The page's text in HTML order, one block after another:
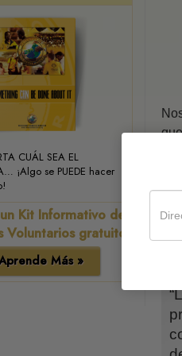
CUÁL SEA EL
¡Algo se PUEDE hacer
Kit Informativo de
Voluntarios gratuito
Más »